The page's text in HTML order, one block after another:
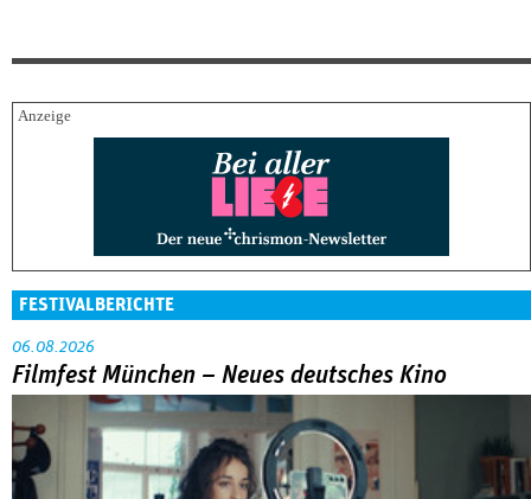
FESTIVALBERICHTE
06.08.2026
Filmfest München – Neues deutsches Kino